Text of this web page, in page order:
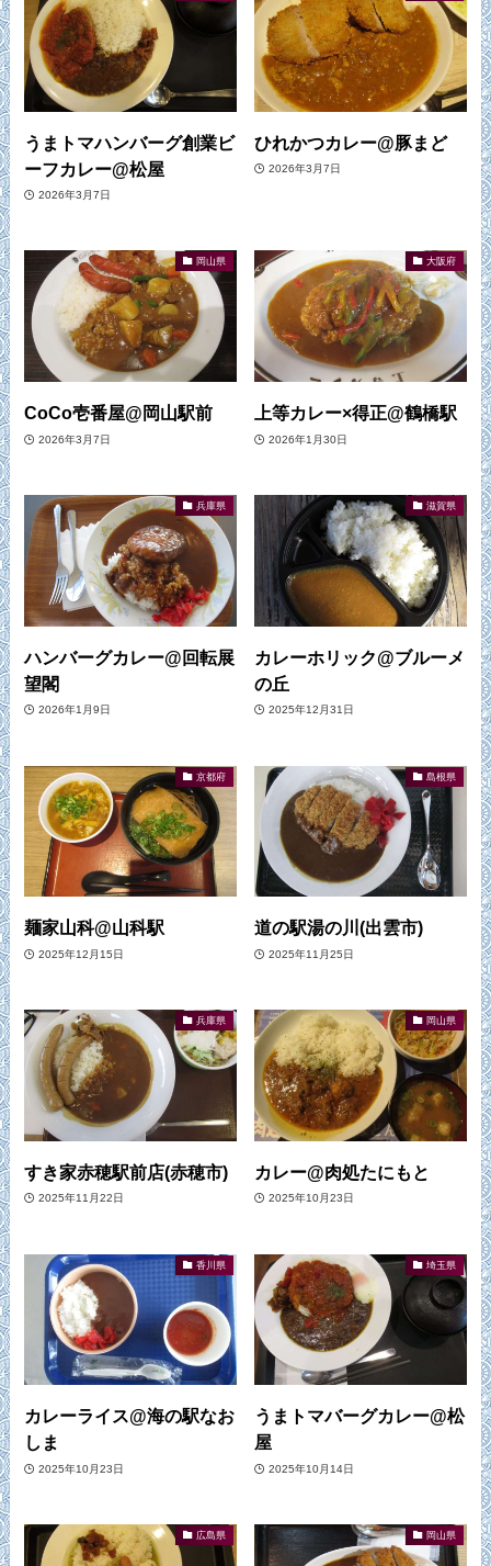
うまトマハンバーグ創業ビ
ーフカレー@松屋
2026年3月7日
ひれかつカレー@豚まど
2026年3月7日
岡山県
CoCo壱番屋@岡山駅前
2026年3月7日
大阪府
上等カレー×得正@鶴橋駅
2026年1月30日
兵庫県
ハンバーグカレー@回転展
望閣
2026年1月9日
滋賀県
カレーホリック@ブルーメ
の丘
2025年12月31日
京都府
麺家山科@山科駅
2025年12月15日
島根県
道の駅湯の川(出雲市)
2025年11月25日
兵庫県
すき家赤穂駅前店(赤穂市)
2025年11月22日
岡山県
カレー@肉処たにもと
2025年10月23日
香川県
カレーライス@海の駅なお
しま
2025年10月23日
埼玉県
うまトマバーグカレー@松
屋
2025年10月14日
広島県 岡山県